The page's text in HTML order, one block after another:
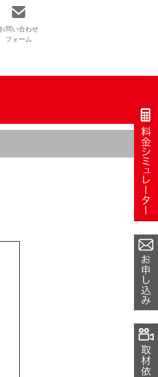
お問い合わせ
フォーム